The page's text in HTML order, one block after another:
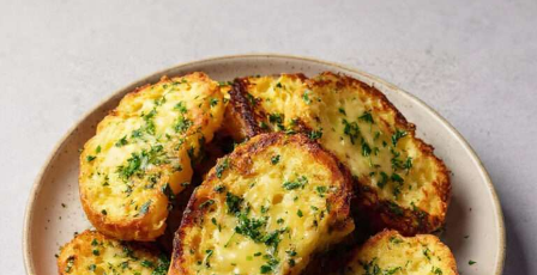
AUX
HERBES
DORÉ
À
LA
POÊLE